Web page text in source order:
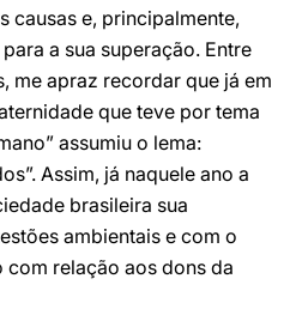
causas e, principalmente,
a sua superação. Entre
me apraz recordar que já em
que teve por tema
assumiu o lema:
Assim, já naquele ano a
brasileira sua
ambientais e com o
relação aos dons da